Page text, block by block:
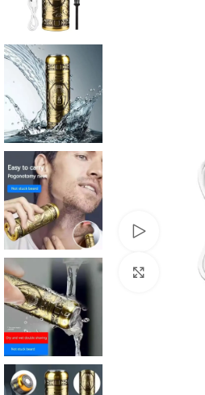
Watch
Click to